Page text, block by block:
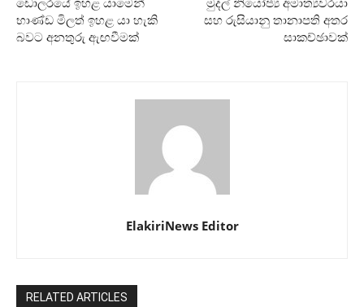
ඩොලරයේ ඉහළ යාමෙන්
භාණ්ඩ මිලත් ඉහළ යා හැකි
බවට අනතුරු ඇඟවීමක්
මුදල් නියෝජ්‍ය අමාත්‍යවරයා
සහ රුසියානු තානාපති අතර
සාකච්ඡාවක්
ElakiriNews Editor
RELATED ARTICLES